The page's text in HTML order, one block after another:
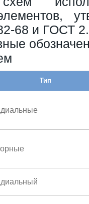
68 и ГОСТ
Тип